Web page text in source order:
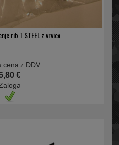
rib T STEEL z vrvico
cena z DDV:
€